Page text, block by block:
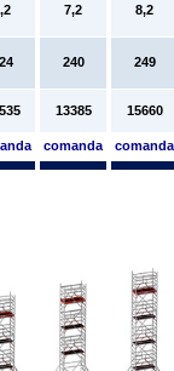
7,2
240
13385
comanda
8,2
249
15660
comanda